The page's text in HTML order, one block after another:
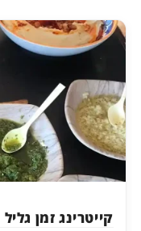
קייטרינג זמן גליל